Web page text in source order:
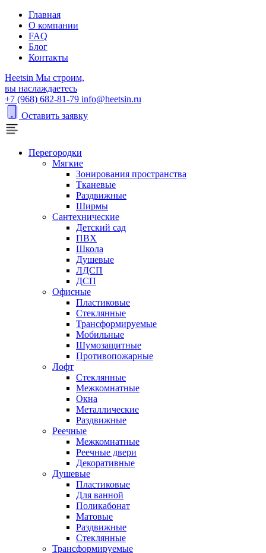
Главная
О компании
FAQ
Блог
Контакты
Heetsin Мы строим,
вы наслаждаетесь
+7 (968) 682-81-79 info@heetsin.ru
Оставить заявку
Перегородки
Мягкие
Зонирования пространства
Тканевые
Раздвижные
Ширмы
Сантехнические
Детский сад
ПВХ
Школа
Душевые
ЛДСП
ДСП
Офисные
Пластиковые
Стеклянные
Трансформируемые
Мобильные
Шумозащитные
Противопожарные
Лофт
Стеклянные
Межкомнатные
Окна
Металлические
Раздвижные
Реечные
Межкомнатные
Реечные двери
Декоративные
Душевые
Пластиковые
Для ванной
Поликабонат
Матовые
Раздвижные
Стеклянные
Трансформируемые